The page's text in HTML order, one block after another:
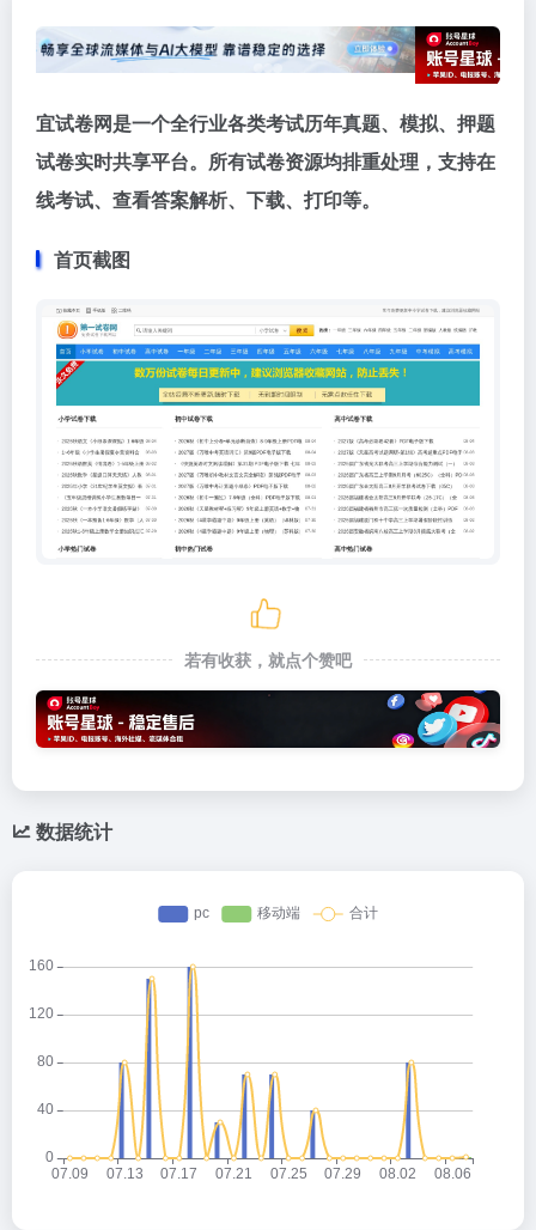
宜试卷网是一个全行业各类考试历年真题、模拟、押题
试卷实时共享平台。所有试卷资源均排重处理，支持在
线考试、查看答案解析、下载、打印等。
首页截图
若有收获，就点个赞吧
数据统计